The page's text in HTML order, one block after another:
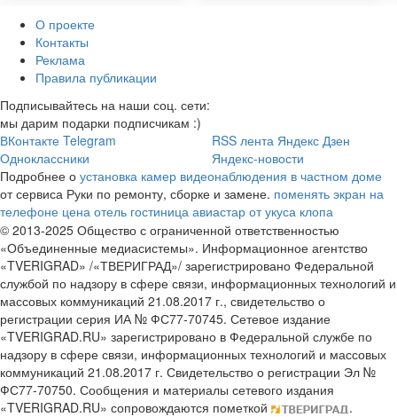
О проекте
Контакты
Реклама
Правила публикации
Подписывайтесь на наши соц. сети:
мы дарим подарки подписчикам :)
ВКонтакте Telegram
Одноклассники
RSS лента Яндекс Дзен
Яндекс-новости
Подробнее о установка камер видеонаблюдения в частном доме
от сервиса Руки по ремонту, сборке и замене. поменять экран на
телефоне цена отель гостиница авиастар от укуса клопа
© 2013-2025 Общество с ограниченной ответственностью
«Объединенные медиасистемы». Информационное агентство
«TVERIGRAD» /«ТВЕРИГРАД»/ зарегистрировано Федеральной
службой по надзору в сфере связи, информационных технологий и
массовых коммуникаций 21.08.2017 г., свидетельство о
регистрации серия ИА № ФС77-70745. Сетевое издание
«TVERIGRAD.RU» зарегистрировано в Федеральной службе по
надзору в сфере связи, информационных технологий и массовых
коммуникаций 21.08.2017 г. Свидетельство о регистрации Эл №
ФС77-70750. Сообщения и материалы сетевого издания
«TVERIGRAD.RU» сопровождаются пометкой
.